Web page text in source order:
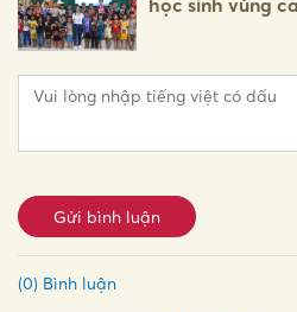
học sinh vùng
Gửi bình luận
(0) Bình luận